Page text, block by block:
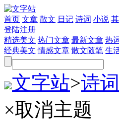
首页 文章 散文 日记 诗词 小说
登陆注册
精选美文 热门文章 最新文章 热
经典美文 情感文章 散文随笔 生
文字站>诗词
×取消主题